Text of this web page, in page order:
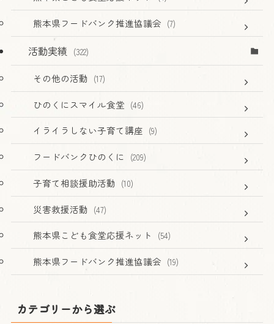
熊本県フードバンク推進協議会 (7)
活動実績 (322)
その他の活動 (17)
ひのくにスマイル食堂 (46)
イライラしない子育て講座 (9)
フードバンクひのくに (209)
子育て相談援助活動 (10)
災害救援活動 (47)
熊本県こども食堂応援ネット (54)
熊本県フードバンク推進協議会 (19)
カテゴリーから選ぶ